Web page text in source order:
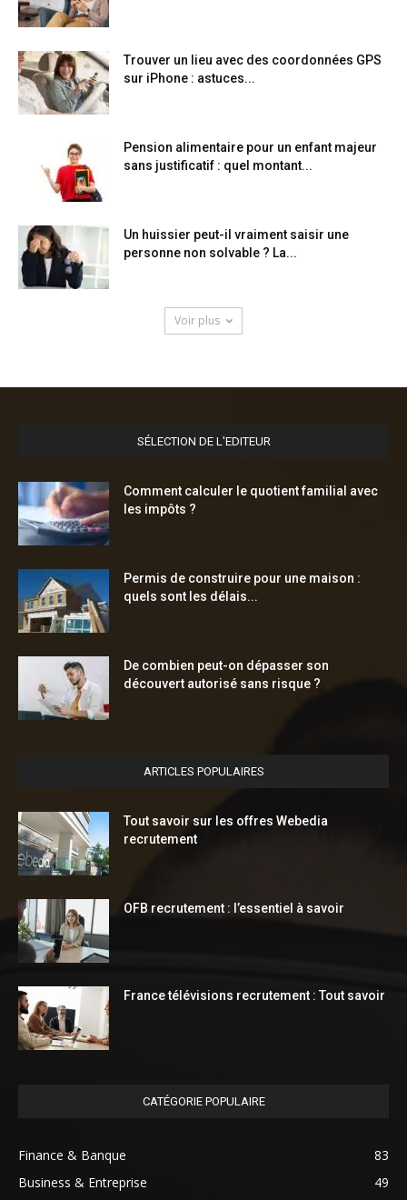
Trouver un lieu avec des coordonnées GPS
sur iPhone : astuces...
Pension alimentaire pour un enfant majeur
sans justificatif : quel montant...
Un huissier peut-il vraiment saisir une
personne non solvable ? La...
Voir plus
SÉLECTION DE L'EDITEUR
Comment calculer le quotient familial avec
les impôts ?
Permis de construire pour une maison :
quels sont les délais...
De combien peut-on dépasser son
découvert autorisé sans risque ?
ARTICLES POPULAIRES
Tout savoir sur les offres Webedia
recrutement
OFB recrutement : l’essentiel à savoir
France télévisions recrutement : Tout savoir
CATÉGORIE POPULAIRE
Finance & Banque
83
Business & Entreprise
49